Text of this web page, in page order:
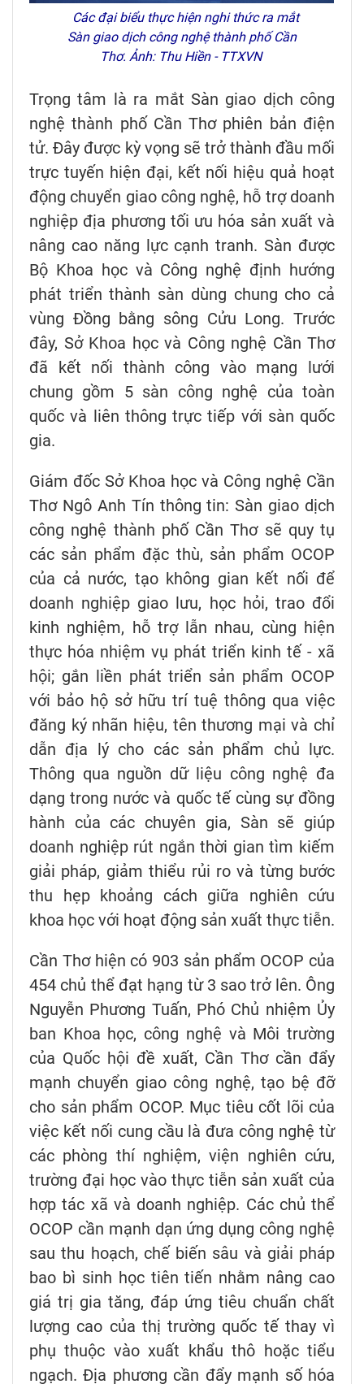
Các đại biểu thực hiện nghi thức ra mắt
Sàn giao dịch công nghệ thành phố Cần
Thơ. Ảnh: Thu Hiền - TTXVN
Trọng tâm là ra mắt Sàn giao dịch công
nghệ thành phố Cần Thơ phiên bản điện
tử. Đây được kỳ vọng sẽ trở thành đầu mối
trực tuyến hiện đại, kết nối hiệu quả hoạt
động chuyển giao công nghệ, hỗ trợ doanh
nghiệp địa phương tối ưu hóa sản xuất và
nâng cao năng lực cạnh tranh. Sàn được
Bộ Khoa học và Công nghệ định hướng
phát triển thành sàn dùng chung cho cả
vùng Đồng bằng sông Cửu Long. Trước
đây, Sở Khoa học và Công nghệ Cần Thơ
đã kết nối thành công vào mạng lưới
chung gồm 5 sàn công nghệ của toàn
quốc và liên thông trực tiếp với sàn quốc
gia.
Giám đốc Sở Khoa học và Công nghệ Cần
Thơ Ngô Anh Tín thông tin: Sàn giao dịch
công nghệ thành phố Cần Thơ sẽ quy tụ
các sản phẩm đặc thù, sản phẩm OCOP
của cả nước, tạo không gian kết nối để
doanh nghiệp giao lưu, học hỏi, trao đổi
kinh nghiệm, hỗ trợ lẫn nhau, cùng hiện
thực hóa nhiệm vụ phát triển kinh tế - xã
hội; gắn liền phát triển sản phẩm OCOP
với bảo hộ sở hữu trí tuệ thông qua việc
đăng ký nhãn hiệu, tên thương mại và chỉ
dẫn địa lý cho các sản phẩm chủ lực.
Thông qua nguồn dữ liệu công nghệ đa
dạng trong nước và quốc tế cùng sự đồng
hành của các chuyên gia, Sàn sẽ giúp
doanh nghiệp rút ngắn thời gian tìm kiếm
giải pháp, giảm thiểu rủi ro và từng bước
thu hẹp khoảng cách giữa nghiên cứu
khoa học với hoạt động sản xuất thực tiễn.
Cần Thơ hiện có 903 sản phẩm OCOP của
454 chủ thể đạt hạng từ 3 sao trở lên. Ông
Nguyễn Phương Tuấn, Phó Chủ nhiệm Ủy
ban Khoa học, công nghệ và Môi trường
của Quốc hội đề xuất, Cần Thơ cần đẩy
mạnh chuyển giao công nghệ, tạo bệ đỡ
cho sản phẩm OCOP. Mục tiêu cốt lõi của
việc kết nối cung cầu là đưa công nghệ từ
các phòng thí nghiệm, viện nghiên cứu,
trường đại học vào thực tiễn sản xuất của
hợp tác xã và doanh nghiệp. Các chủ thể
OCOP cần mạnh dạn ứng dụng công nghệ
sau thu hoạch, chế biến sâu và giải pháp
bao bì sinh học tiên tiến nhằm nâng cao
giá trị gia tăng, đáp ứng tiêu chuẩn chất
lượng cao của thị trường quốc tế thay vì
phụ thuộc vào xuất khẩu thô hoặc tiểu
ngạch. Địa phương cần đẩy mạnh số hóa